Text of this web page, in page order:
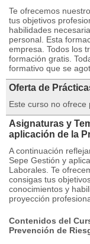
Te ofrecemos
tus objetivos
habilidades
personal. Esta
empresa. Todos los
formación gratis.
formativo que se
Oferta de
Este curso no
Asignaturas y
aplicación de la
A continuación
Sepe Gestión y
Laborales. Te
consigas tus
conocimientos y
proyección
Contenidos del
Prevención de